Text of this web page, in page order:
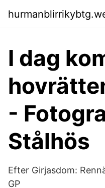
I dag
-
Stålhös
Efter Girjasdom:
GP